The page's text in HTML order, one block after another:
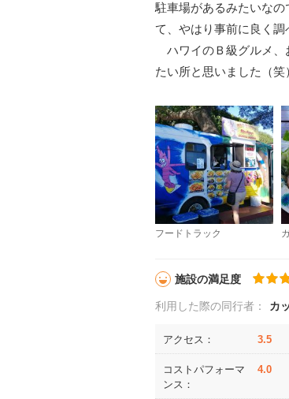
駐車場があるみたいな
て、やはり事前に良く調
ハワイのＢ級グルメ、
たい所と思いました（笑
フードトラック
施設の満足度
利用した際の同行者： カ
アクセス： 3.5
コストパフォーマ
ンス：
4.0